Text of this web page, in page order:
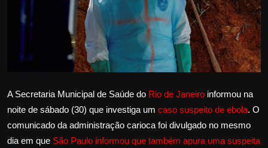
Educação
Saúde
Esportes
A Secretaria Municipal de Saúde do Rio de Janeiro informou na
noite de sábado (30) que investiga um caso suspeito de ebola. O
comunicado da administração carioca foi divulgado no mesmo
dia em que São Paulo informou que também apura uma suspeita